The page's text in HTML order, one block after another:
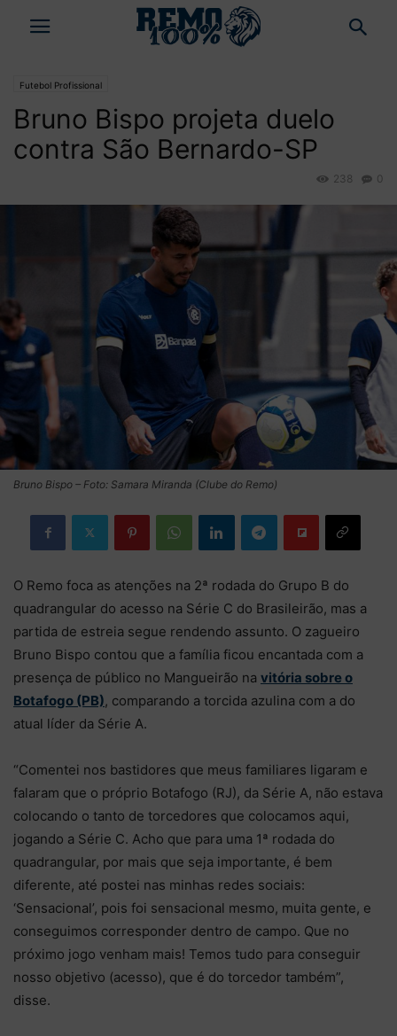
Futebol Profissional
Bruno Bispo projeta duelo
contra São Bernardo-SP
0
238
Bruno Bispo – Foto: Samara Miranda (Clube do Remo)
O Remo foca as atenções na 2ª rodada do Grupo B do
quadrangular do acesso na Série C do Brasileirão, mas a
partida de estreia segue rendendo assunto. O zagueiro
Bruno Bispo contou que a família ficou encantada com a
presença de público no Mangueirão na vitória sobre o
Botafogo (PB), comparando a torcida azulina com a do
atual líder da Série A.
“Comentei nos bastidores que meus familiares ligaram e
falaram que o próprio Botafogo (RJ), da Série A, não estava
colocando o tanto de torcedores que colocamos aqui,
jogando a Série C. Acho que para uma 1ª rodada do
quadrangular, por mais que seja importante, é bem
diferente, até postei nas minhas redes sociais:
‘Sensacional’, pois foi sensacional mesmo, muita gente, e
conseguimos corresponder dentro de campo. Que no
próximo jogo venham mais! Temos tudo para conseguir
nosso objetivo (acesso), que é do torcedor também”,
disse.